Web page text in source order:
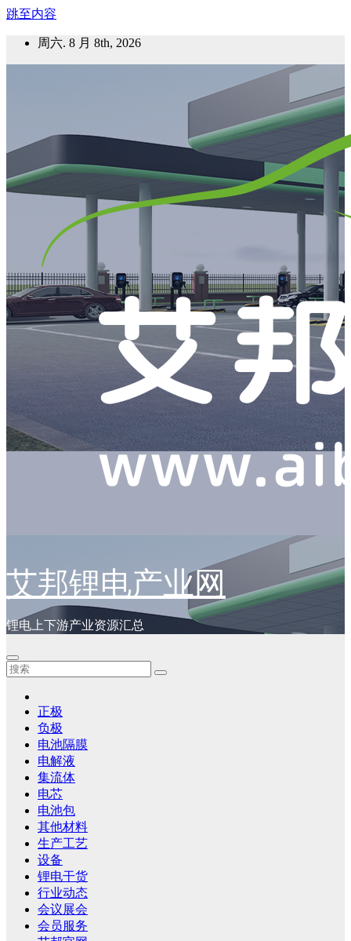
跳至内容
周六. 8 月 8th, 2026
艾邦锂电产业网
锂电上下游产业资源汇总
正极
负极
电池隔膜
电解液
集流体
电芯
电池包
其他材料
生产工艺
设备
锂电干货
行业动态
会议展会
会员服务